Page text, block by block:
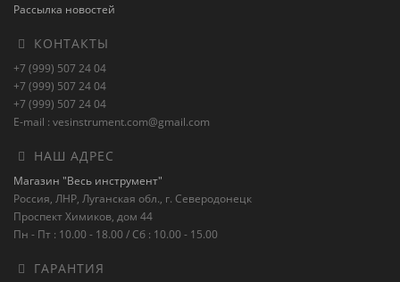
Рассылка новостей
КОНТАКТЫ
+7 (999) 507 24 04
+7 (999) 507 24 04
+7 (999) 507 24 04
E-mail : vesinstrument.com@gmail.com
НАШ АДРЕС
Магазин "Весь инструмент"
Россия, ЛНР, Луганская обл., г. Северодонецк
Проспект Химиков, дом 44
Пн - Пт : 10.00 - 18.00 / Сб : 10.00 - 15.00
ГАРАНТИЯ